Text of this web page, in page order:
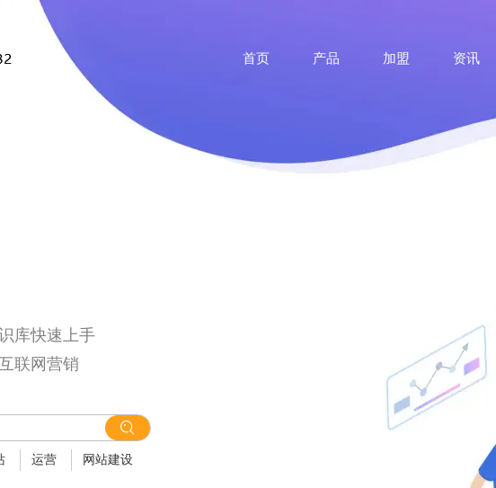
首页 产品 加盟 资讯
库快速上手
联网营销
运营 网站建设